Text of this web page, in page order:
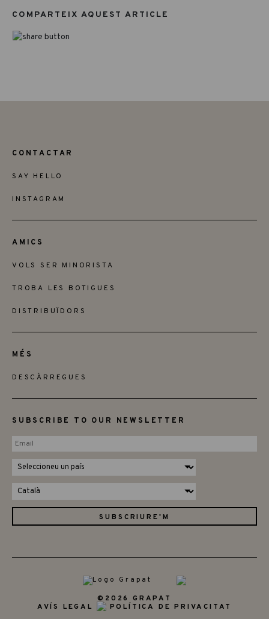
COMPARTEIX AQUEST ARTICLE
CONTACTAR
SAY HELLO
INSTAGRAM
AMICS
VOLS SER MINORISTA
TROBA LES BOTIGUES
DISTRIBUÏDORS
MÉS
DESCÀRREGUES
SUBSCRIBE TO OUR NEWSLETTER
©2026 GRAPAT
AVÍS LEGAL
POLÍTICA DE PRIVACITAT